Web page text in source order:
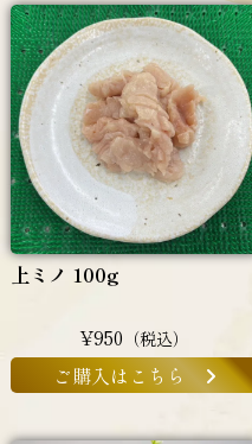
上ミノ 100g
¥950 （税込）
ご購入はこちら